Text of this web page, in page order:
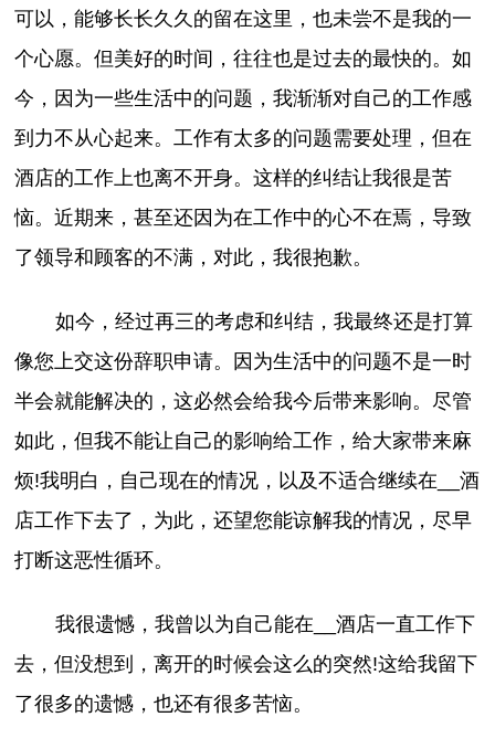
可以，能够长长久久的留在这里，也未尝不是我的一
个心愿。但美好的时间，往往也是过去的最快的。如
今，因为一些生活中的问题，我渐渐对自己的工作感
到力不从心起来。工作有太多的问题需要处理，但在
酒店的工作上也离不开身。这样的纠结让我很是苦
恼。近期来，甚至还因为在工作中的心不在焉，导致
了领导和顾客的不满，对此，我很抱歉。
如今，经过再三的考虑和纠结，我最终还是打算
像您上交这份辞职申请。因为生活中的问题不是一时
半会就能解决的，这必然会给我今后带来影响。尽管
如此，但我不能让自己的影响给工作，给大家带来麻
烦!我明白，自己现在的情况，以及不适合继续在__酒
店工作下去了，为此，还望您能谅解我的情况，尽早
打断这恶性循环。
我很遗憾，我曾以为自己能在__酒店一直工作下
去，但没想到，离开的时候会这么的突然!这给我留下
了很多的遗憾，也还有很多苦恼。